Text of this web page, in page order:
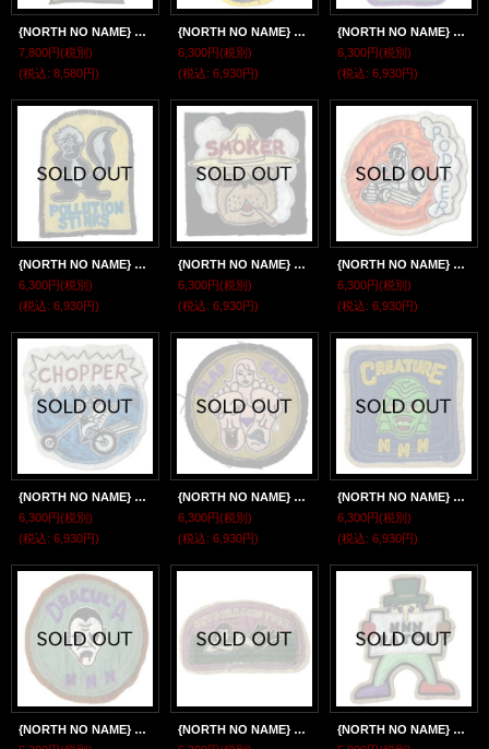
{NORTH NO NAME} FELT PATCH / XL / "LOOK"
7,800円(税別)
(税込: 8,580円)
{NORTH NO NAME} FELT PATCH / Mα / "PLAY"
6,300円(税別)
(税込: 6,930円)
{NORTH NO NAME} FELT PATCH / Mα / "BEATNIK CLUB"
6,300円(税別)
(税込: 6,930円)
{NORTH NO NAME} FELT PATCH / Mα / "POLLUTION STINKS"
6,300円(税別)
(税込: 6,930円)
{NORTH NO NAME} FELT PATCH / Mα / "SMOKER"
6,300円(税別)
(税込: 6,930円)
{NORTH NO NAME} FELT PATCH / Mα / "RODDER"
6,300円(税別)
(税込: 6,930円)
{NORTH NO NAME} FELT PATCH / Mα / "CHOPPER"
6,300円(税別)
(税込: 6,930円)
{NORTH NO NAME} FELT PATCH / Mα / "GLAD SAD"
6,300円(税別)
(税込: 6,930円)
{NORTH NO NAME} FELT PATCH / Mα / "CREATURE"
6,300円(税別)
(税込: 6,930円)
{NORTH NO NAME} FELT PATCH / Mα / "DRACULA"
{NORTH NO NAME} FELT PATCH / Mα / "GOOD TIME"
{NORTH NO NAME} FELT PATCH / M / "NNN PATCH"